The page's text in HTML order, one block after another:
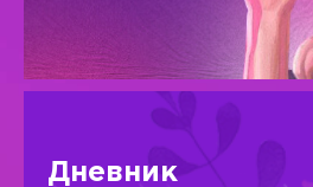
Дневник